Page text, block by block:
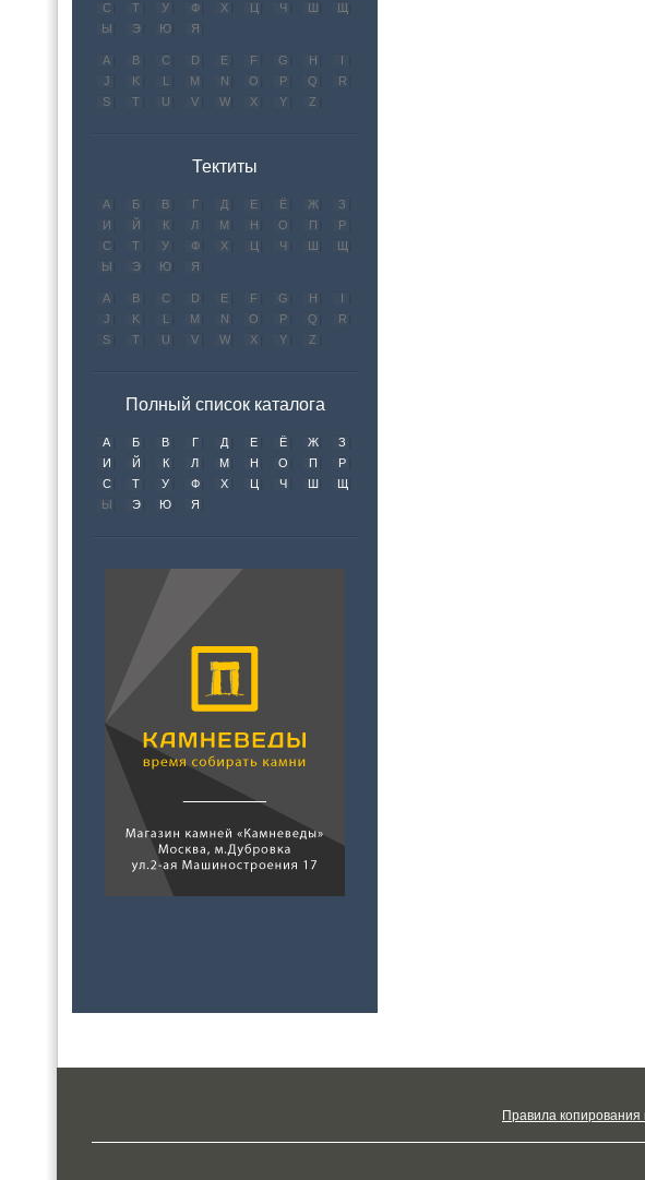
С
Т У Ф Х Ц Ч Ш
Щ
Ы
Э Ю Я
A B C D E F G H
I
J
K L M N O P Q
R
S
T U V W X Y Z
Тектиты
А Б В Г Д Е Ё Ж
З
И
Й К Л М Н О П
Р
С
Т У Ф Х Ц Ч Ш
Щ
Ы
Э Ю Я
A B C D E F G H
I
J
K L M N O P Q
R
S
T U V W X Y Z
Полный список каталога
А Б В Г Д Е Ё Ж
З
И
Й К Л М Н О П
Р
С
Т У Ф Х Ц Ч Ш
Щ
Ы
Э Ю Я
Правила